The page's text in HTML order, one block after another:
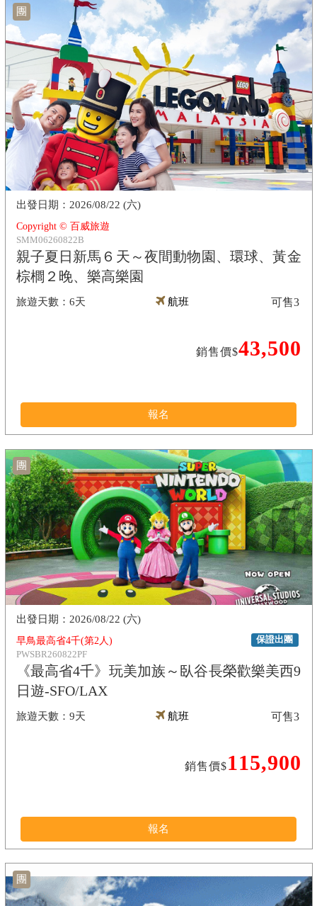
團
Copyright © 百威旅遊
SMM06260822B
親子夏日新馬６天～夜間動物園、環球、黃金
棕櫚２晚、樂高樂園
6天
2026/08/22 (六)
航班
銷售價$43,500
可售3
報名
團
早鳥最高省4千(第2人)
PWSBR260822PF
《最高省4千》玩美加族～臥谷長榮歡樂美西9
日遊-SFO/LAX
保證出團
9天
2026/08/22 (六)
航班
銷售價$115,900
可售3
報名
團